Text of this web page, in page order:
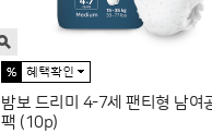
밤보 드리미 4-7세 팬티형 남여
팩 (10p)